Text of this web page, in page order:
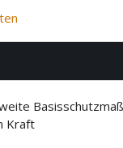
Kraft